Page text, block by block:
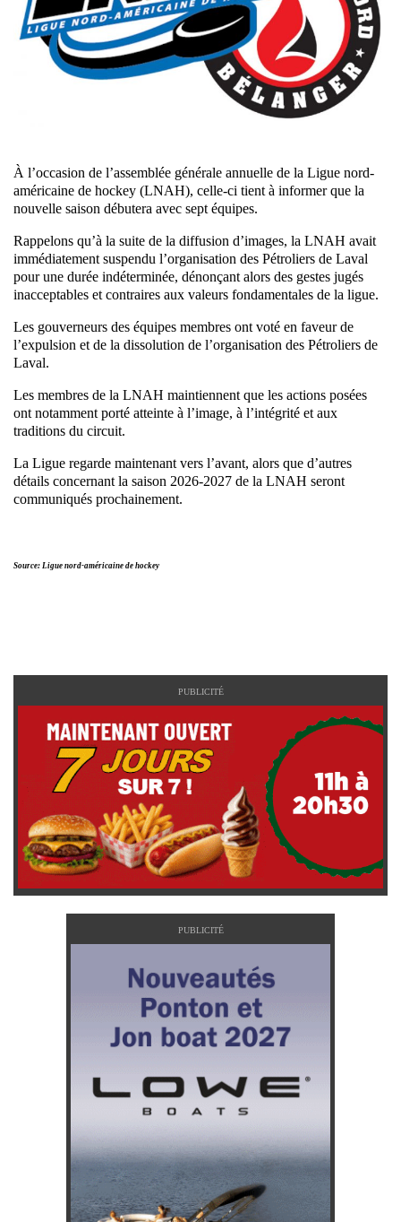
À l’occasion de l’assemblée générale annuelle de la Ligue nord-
américaine de hockey (LNAH), celle-ci tient à informer que la
nouvelle saison débutera avec sept équipes.
Rappelons qu’à la suite de la diffusion d’images, la LNAH avait
immédiatement suspendu l’organisation des Pétroliers de Laval
pour une durée indéterminée, dénonçant alors des gestes jugés
inacceptables et contraires aux valeurs fondamentales de la ligue.
Les gouverneurs des équipes membres ont voté en faveur de
l’expulsion et de la dissolution de l’organisation des Pétroliers de
Laval.
Les membres de la LNAH maintiennent que les actions posées
ont notamment porté atteinte à l’image, à l’intégrité et aux
traditions du circuit.
La Ligue regarde maintenant vers l’avant, alors que d’autres
détails concernant la saison 2026-2027 de la LNAH seront
communiqués prochainement.
Source: Ligue nord-américaine de hockey
PUBLICITÉ
PUBLICITÉ